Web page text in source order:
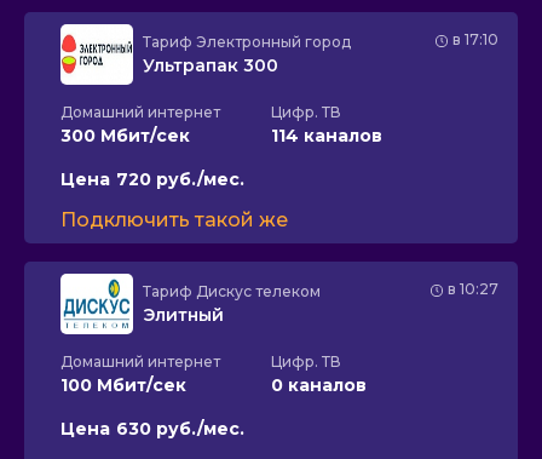
в 17:10
Тариф Электронный город
Ультрапак 300
Домашний интернет
300 Мбит/сек
Цифр. ТВ
114 каналов
Цена 720 руб./мес.
Подключить такой же
в 10:27
Тариф Дискус телеком
Элитный
Домашний интернет
100 Мбит/сек
Цифр. ТВ
0 каналов
Цена 630 руб./мес.